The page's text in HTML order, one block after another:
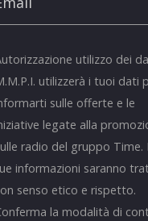
utilizzo dei
utilizzerà i tuoi dati
sulle offerte e le
legate alla
radio del gruppo Time.
informazioni saranno
senso etico e rispetto.
la modalità di